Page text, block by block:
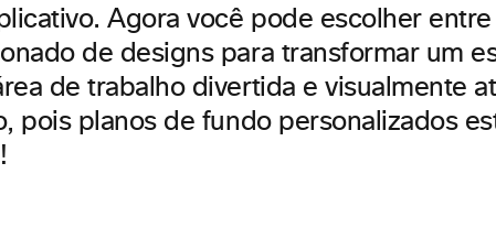
Agora você pode escolher
de designs para transformar um
de trabalho divertida e visualmente
pois planos de fundo personalizados